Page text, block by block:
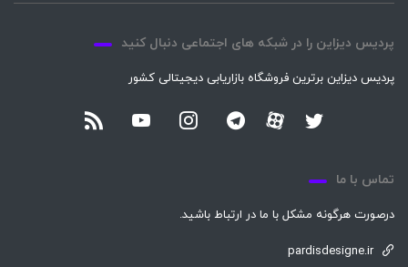
پردیس دیزاین را در شبکه های اجتماعی دنبال کنید
پردیس دیزاین برترین فروشگاه بازاریابی دیجیتالی کشور
تماس با ما
درصورت هرگونه مشکل با ما در ارتباط باشید.
pardisdesigne.ir